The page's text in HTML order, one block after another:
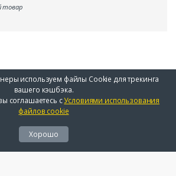
товар
используем файлы Cookie для трекинга
вашего кэшбэка.
соглашаетесь сУсловиями использования
файлов cookie
Хорошо